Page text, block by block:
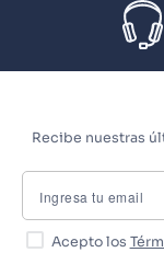
Recibe nuestras
Acepto los